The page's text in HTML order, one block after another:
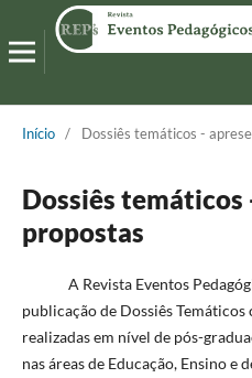
Início / Dossiês temáticos -
Dossiês temáticos
propostas
A Revista Eventos
publicação de Dossiês
realizadas em nível de pós-
nas áreas de Educação, Ensino e